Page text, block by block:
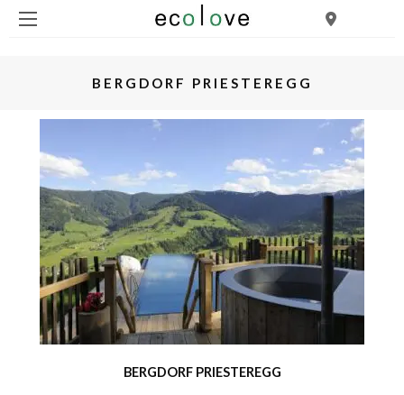
BERGDORF PRIESTEREGG
BERGDORF PRIESTEREGG